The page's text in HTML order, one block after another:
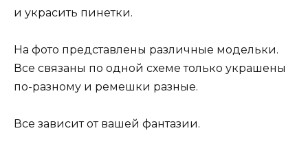
и украсить пинетки.
На фото представлены различные модельки.
Все связаны по одной схеме только украшены
по-разному и ремешки разные.
Все зависит от вашей фантазии.